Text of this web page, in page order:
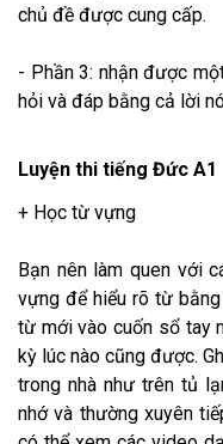
chủ đề được cung cấp.
- Phần 3: nhận được
hỏi và đáp bằng cả lời
Luyện thi tiếng Đức A1
+ Học từ vựng
Bạn nên làm quen với
vựng để hiểu rõ từ
từ mới vào cuốn sổ tay
kỳ lúc nào cũng được.
trong nhà như trên tủ
nhớ và thường xuyên